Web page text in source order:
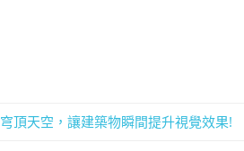
頂天空，讓建築物瞬間提升視覺效果!